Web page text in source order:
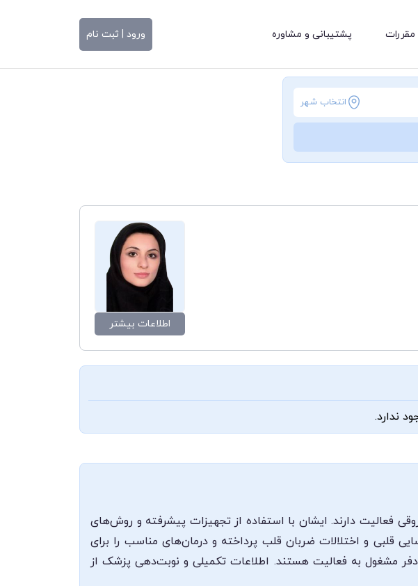
مقررات پشتیبانی و مشاوره ورود | ثبت نام
انتخاب شهر
اطلاعات بیشتر
ندارد.
فعالیت دارند. ایشان با استفاده از تجهیزات پیشرفته و روش‌های
قلبی و اختلالات ضربان قلب پرداخته و درمان‌های مناسب را برای
مشغول به فعالیت هستند. اطلاعات تکمیلی و نوبت‌دهی پزشک از